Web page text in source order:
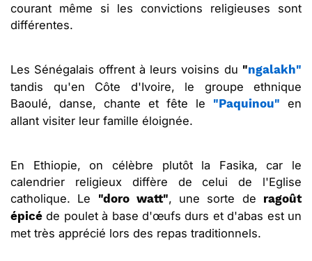
courant même si les convictions religieuses sont
différentes.
Les Sénégalais offrent à leurs voisins du "ngalakh"
tandis qu'en Côte d'Ivoire, le groupe ethnique
Baoulé, danse, chante et fête le "Paquinou" en
allant visiter leur famille éloignée.
En Ethiopie, on célèbre plutôt la Fasika, car le
calendrier religieux diffère de celui de l'Eglise
catholique. Le
"doro watt", une sorte de ragoût
épicé de poulet à base d'œufs durs et d'abas est un
met très apprécié lors des repas traditionnels.